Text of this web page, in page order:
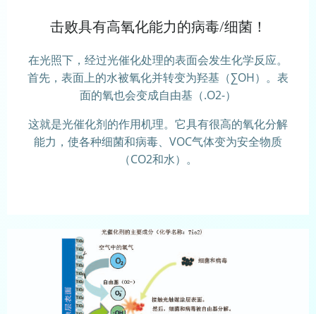
击败具有高氧化能力的病毒/细菌！
在光照下，经过光催化处理的表面会发生化学反应。
首先，表面上的水被氧化并转变为羟基（∑OH）。表
面的氧也会变成自由基（.O2-）
这就是光催化剂的作用机理。它具有很高的氧化分解
能力，使各种细菌和病毒、VOC气体变为安全物质
（CO2和水）。